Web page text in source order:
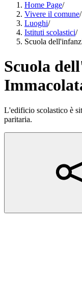
Home Page/
Vivere il comune/
Luoghi/
Istituti scolastici/
Scuola
Scuola
L'edificio scolastico è
paritaria.